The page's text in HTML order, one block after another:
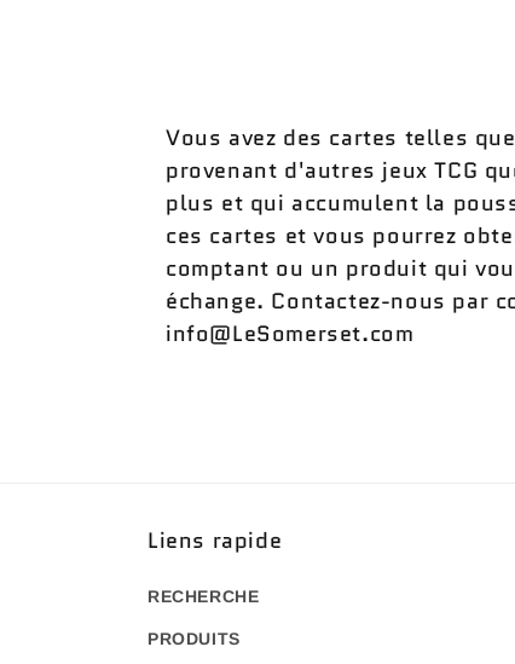
Vous avez des cartes telles
provenant d'autres jeux TCG
plus et qui accumulent la
ces cartes et vous pourrez
comptant ou un produit qui
échange. Contactez-nous par
info@LeSomerset.com
Liens rapide
RECHERCHE
PRODUITS